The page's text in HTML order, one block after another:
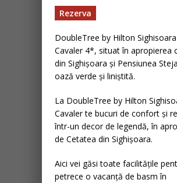
Rezerva
DoubleTree by Hilton
Cavaler 4*, situat în apropierea
din Sighișoara și Pensiunea
oază verde și liniștită.
La DoubleTree by Hilton
Cavaler te bucuri de confort și
într-un decor de legendă, în
de Cetatea din Sighișoara.
Aici vei găsi toate facilitățile
petrece o vacanță de basm în